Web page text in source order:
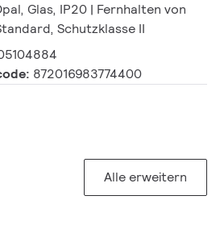
Glas, IP20 | Fernhalten von
Schutzklasse II
872016983774400
Alle erweitern